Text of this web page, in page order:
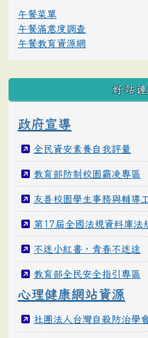
午餐菜單
午餐滿意度調查
午餐教育資源網
好站
政府宣導
全民資安素養自我評量
教育部防制校園霸凌專區
友善校園學生事務與輔導
第17屆全國法規資料庫法
不迷小紅書，青春不迷途
教育部全民安全指引專區
心理健康網站資源
社團法人台灣自殺防治學